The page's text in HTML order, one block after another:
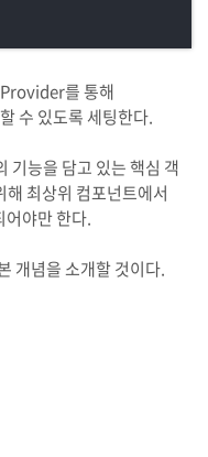
를 통해
수 있도록 세팅한다.
능을 담고 있는 핵심 객
최상위 컴포넌트에서
야만 한다.
개념을 소개할 것이다.